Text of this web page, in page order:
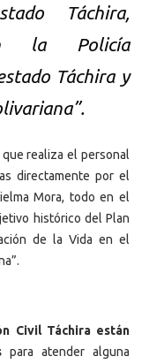
Táchira,
la Policía
Táchira y
realiza el personal
directamente por el
Mora, todo en el
histórico del Plan
de la Vida en el
Civil Táchira están
para atender alguna